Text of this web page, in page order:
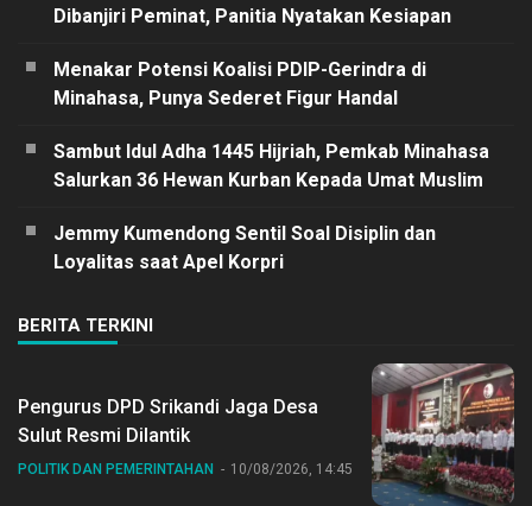
Dibanjiri Peminat, Panitia Nyatakan Kesiapan
Menakar Potensi Koalisi PDIP-Gerindra di
Minahasa, Punya Sederet Figur Handal
Sambut Idul Adha 1445 Hijriah, Pemkab Minahasa
Salurkan 36 Hewan Kurban Kepada Umat Muslim
Jemmy Kumendong Sentil Soal Disiplin dan
Loyalitas saat Apel Korpri
BERITA TERKINI
Pengurus DPD Srikandi Jaga Desa
Sulut Resmi Dilantik
POLITIK DAN PEMERINTAHAN 10/08/2026, 14:45